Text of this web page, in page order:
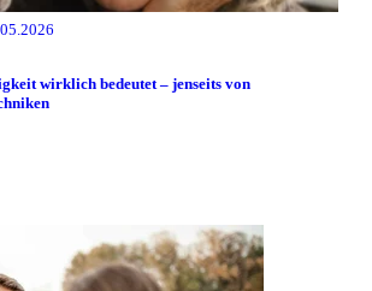
wirklich bedeutet – jenseits von